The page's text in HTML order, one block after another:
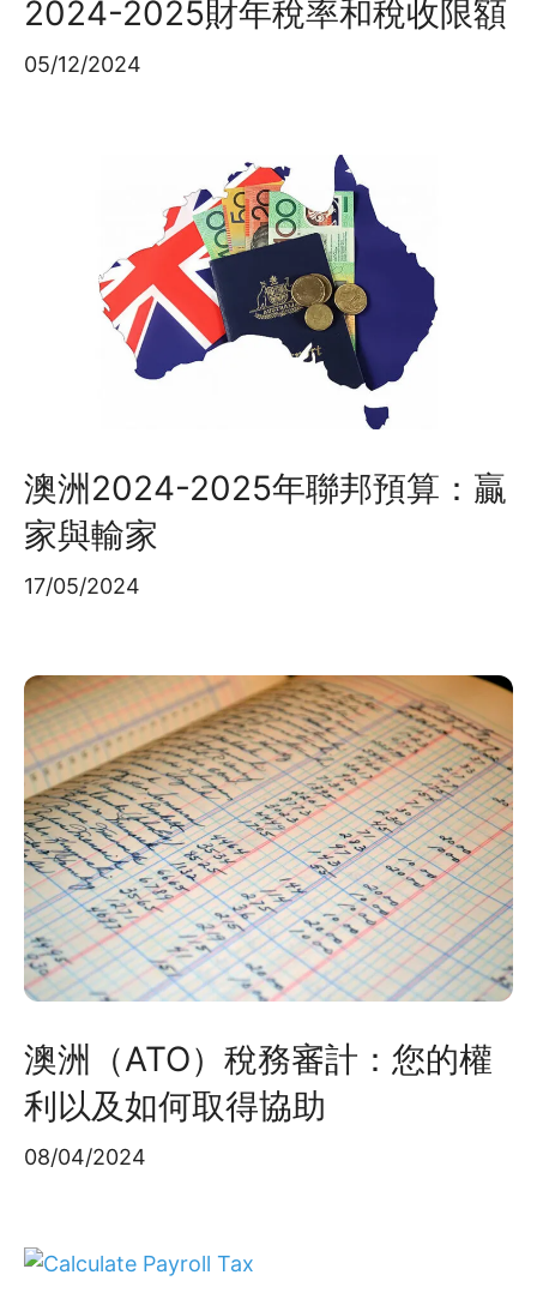
2024-2025財年稅率和稅收限額
05/12/2024
澳洲2024-2025年聯邦預算：贏
家與輸家
17/05/2024
澳洲（ATO）稅務審計：您的權
利以及如何取得協助
08/04/2024